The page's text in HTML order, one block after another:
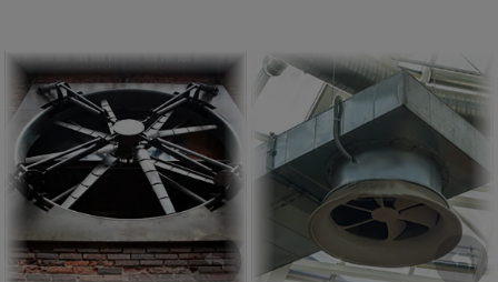
Wentylator Ścienny
ZOBACZ
Wentylator Kanałowy